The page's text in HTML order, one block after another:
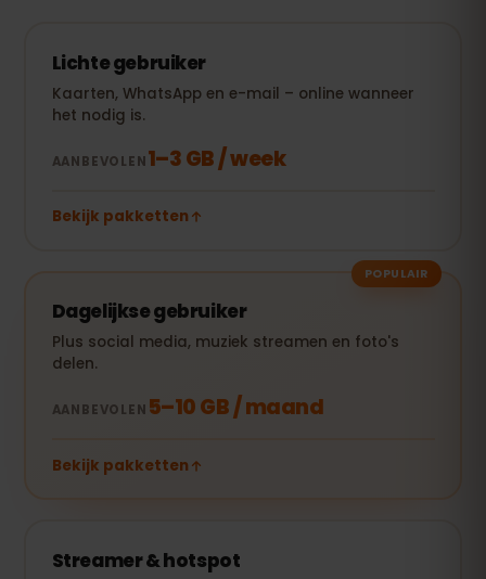
Lichte gebruiker
Kaarten, WhatsApp en e-mail – online wanneer
het nodig is.
AANBEVOLEN1–3 GB / week
Bekijk pakketten
POPULAIR
Dagelijkse gebruiker
Plus social media, muziek streamen en foto's
delen.
AANBEVOLEN 5–10 GB / maand
Bekijk pakketten
Streamer & hotspot